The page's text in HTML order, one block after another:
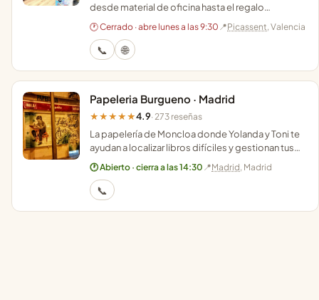
desde material de oficina hasta el regalo
perfecto, con asesoramiento personalizado y
zona para niños.
🕐 Cerrado · abre lunes a las 9:30 📍Picassent, Valencia
📞 🌐
Papeleria Burgueno · Madrid
★★★★★4.9· 273 reseñas
La papelería de Moncloa donde Yolanda y Toni te
ayudan a localizar libros difíciles y gestionan tus
envíos Celeritas con una sonrisa constante.
🕐 Abierto · cierra a las 14:30 📍Madrid, Madrid
📞